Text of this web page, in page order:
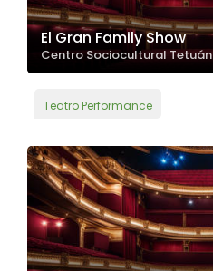
El Gran Family Show
Centro Sociocultural Tetuán
Teatro Performance